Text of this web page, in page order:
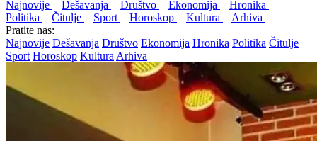
Najnovije Dešavanja Društvo Ekonomija
Hronika
Politika
Čitulje Sport Horoskop Kultura
Arhiva
Pratite nas:
Najnovije Dešavanja Društvo Ekonomija Hronika Politika Čitulje
Sport Horoskop Kultura Arhiva